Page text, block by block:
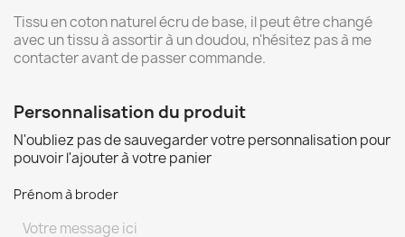
Tissu en coton naturel écru de base, il peut être changé
avec un tissu à assortir à un doudou, n'hésitez pas à me
contacter avant de passer commande.
Personnalisation du produit
N'oubliez pas de sauvegarder votre personnalisation pour
pouvoir l'ajouter à votre panier
Prénom à broder